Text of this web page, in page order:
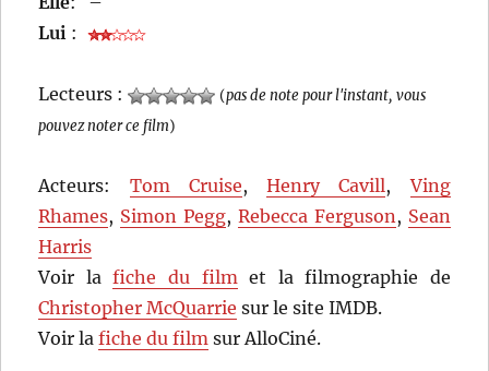
Lui :
Lecteurs : (pas de note pour l'instant, vous
pouvez noter ce film)
Acteurs: Tom Cruise,Henry Cavill,Ving
Rhames, Simon Pegg, Rebecca Ferguson, Sean
Harris
Voir lafiche du filmet la filmographie de
Christopher McQuarrie sur le site IMDB.
Voir lafiche du film sur AlloCiné.